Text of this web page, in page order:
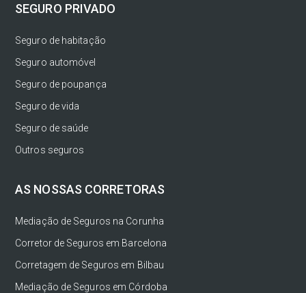
SEGURO PRIVADO
Seguro de habitação
Seguro automóvel
Seguro de poupança
Seguro de vida
Seguro de saúde
Outros seguros
AS NOSSAS CORRETORAS
Mediação de Seguros na Corunha
Corretor de Seguros em Barcelona
Corretagem de Seguros em Bilbau
Mediação de Seguros em Córdoba